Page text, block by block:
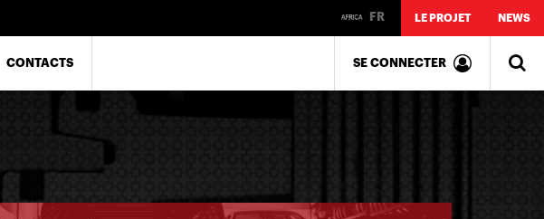
CONTACTS
FR LE PROJET NEWS
SE CONNECTER